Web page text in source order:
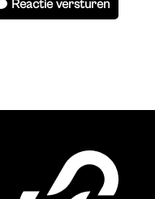
Reactie versturen